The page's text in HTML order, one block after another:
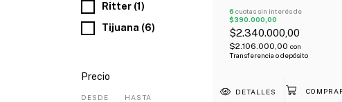
Ritter (1)
Tijuana (6)
Precio
DESDE HASTA
Registros Negro
Estuche Correa
6 cuotas sin interés de
$390.000,00
$2.340.000,00
$2.106.000,00 con
Transferencia o depósito
DETALLES